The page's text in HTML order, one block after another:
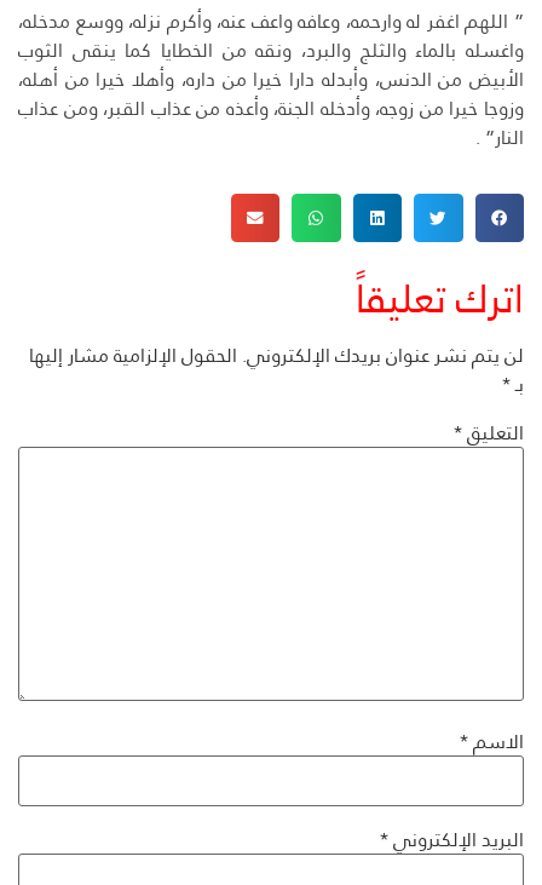
” اللهم اغفر له وارحمه، وعافه واعف عنه، وأكرم نزله، ووسع مدخله،
واغسله بالماء والثلج والبرد، ونقه من الخطايا كما ينقى الثوب
الأبيض من الدنس، وأبدله دارا خيرا من داره، وأهلا خيرا من أهله،
وزوجا خيرا من زوجه، وأدخله الجنة، وأعذه من عذاب القبر، ومن عذاب
النار” .
اترك تعليقاً
لن يتم نشر عنوان بريدك الإلكتروني.الحقول الإلزامية مشار إليها
بـ*
التعليق*
الاسم*
البريد الإلكتروني*